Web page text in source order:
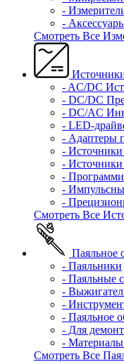
-
-
Смотреть Все
- AC/DC
- DC/DC
- DC/AC
- LED-
- Адаптеры
- Источники
- Источники
-
-
-
Смотреть Все
Паяльное
- Паяльники
- Паяльные
-
-
- Паяльное
- Для
-
Смотреть Все